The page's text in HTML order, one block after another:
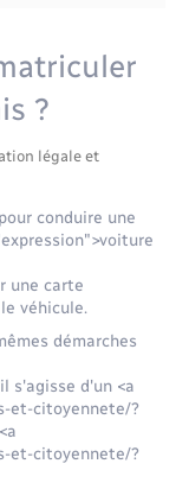
de l’espace
?
légale et
conduire une
une carte
véhicule.
démarches
s'agisse d'un <a
et-citoyennete/?
et-citoyennete/?